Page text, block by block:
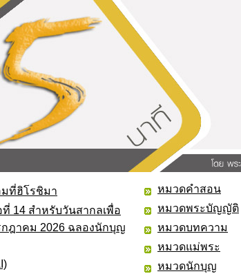
มที่ฮิโรชิมา
14 สำหรับวันสากลเพื่อ
กฎาคม 2026 ฉลองนักบุญ
หมวดคำสอน
หมวดพระบัญญัติ
หมวดบทความ
หมวดแม่พระ
หมวดนักบุญ